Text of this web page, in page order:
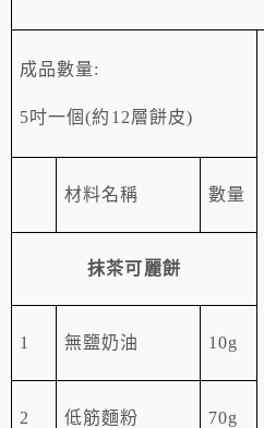
成品數量:
5吋一個(約 12層餅皮)
材料名稱 數量
抹茶可麗餅
1 無鹽奶油 10g
2 低筋麵粉 70g